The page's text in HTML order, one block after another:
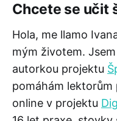
Chcete se učit
Hola, me llamo
mým životem.
autorkou projektu
pomáhám
online v projektu